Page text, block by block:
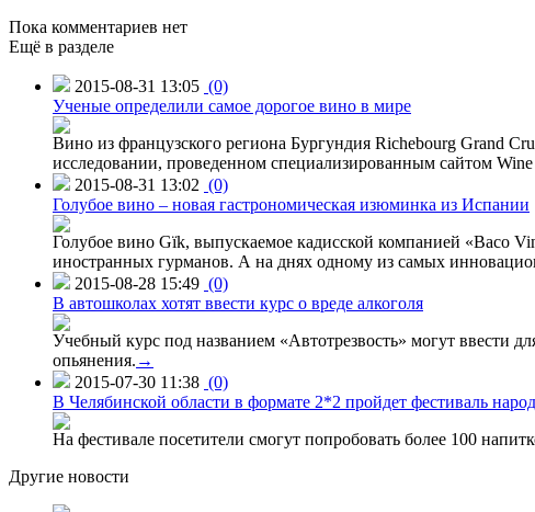
Пока комментариев нет
Ещё в разделе
2015-08-31 13:05 (0)
Ученые определили самое дорогое вино в мире
Вино из французского региона Бургундия Richebourg Grand
исследовании, проведенном специализированным сайтом Wine
2015-08-31 13:02 (0)
Голубое вино – новая гастрономическая изюминка из Испании
Голубое вино Gïk, выпускаемое кадисской компанией «Baco
иностранных гурманов. А на днях одному из самых
2015-08-28 15:49 (0)
В автошколах хотят ввести курс о вреде алкоголя
Учебный курс под названием «Автотрезвость» могут ввести
опьянения. →
2015-07-30 11:38 (0)
В Челябинской области в формате 2*2 пройдет фестиваль
На фестивале посетители смогут попробовать более 100
Другие новости